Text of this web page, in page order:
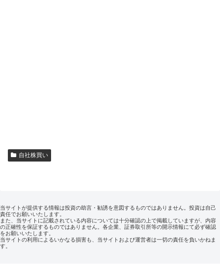
自社株買い
当サイトが提供する情報は投資の助言・勧誘を意図するものではありません。投資は自己
責任でお願いいたします。
また、当サイトに記載されている内容については十分確認の上で掲載していますが、内容
の正確性を保証するものではありません。各企業、証券取引所等の開示情報にて必ず確認
をお願いいたします。
当サイトの利用によるいかなる損害も、当サイトおよび運営者は一切の責任を負いかねま
す。